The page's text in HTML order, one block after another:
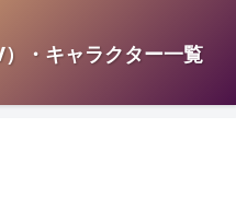
・キャラクター一覧